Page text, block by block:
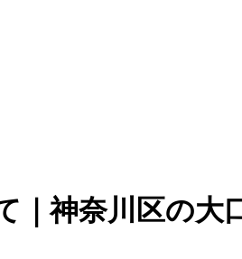
神奈川区の大